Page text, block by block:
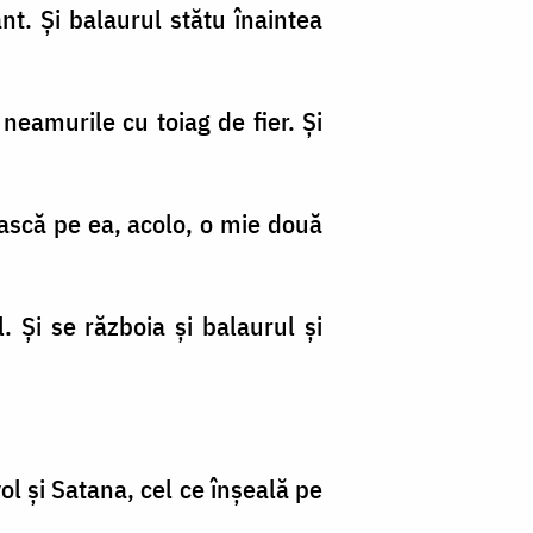
Şi balaurul stătu înaintea
cu toiag de fier. Şi
pe ea, acolo, o mie două
Şi se războia şi balaurul şi
şi Satana, cel ce înşeală pe